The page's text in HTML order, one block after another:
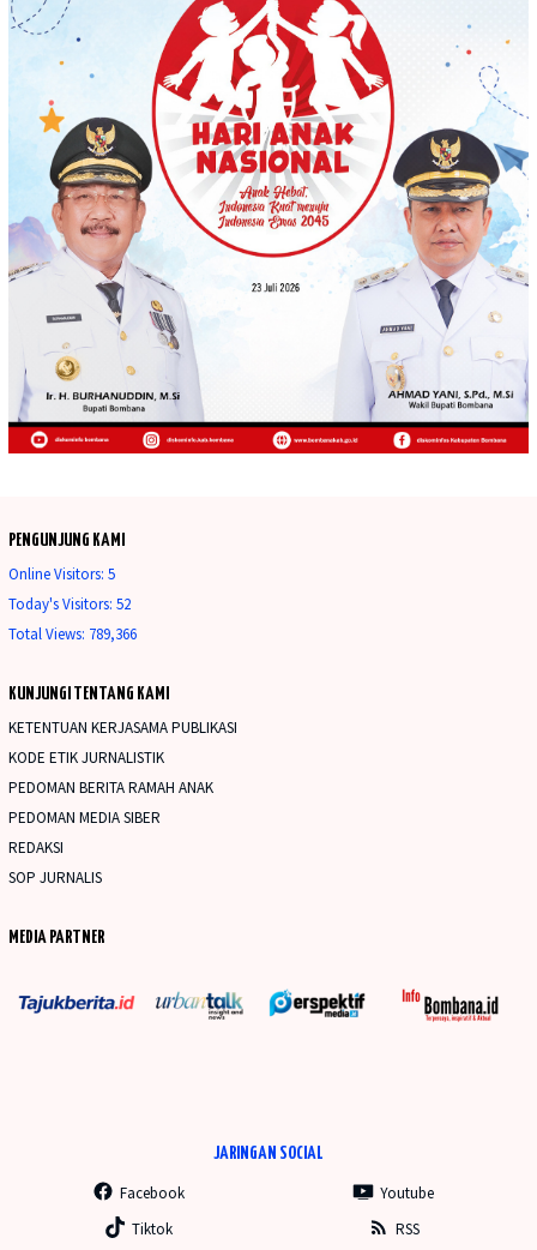
PENGUNJUNG KAMI
Online Visitors: 5
Today's Visitors: 52
Total Views: 789,366
KUNJUNGI TENTANG KAMI
KETENTUAN KERJASAMA PUBLIKASI
KODE ETIK JURNALISTIK
PEDOMAN BERITA RAMAH ANAK
PEDOMAN MEDIA SIBER
REDAKSI
SOP JURNALIS
MEDIA PARTNER
JARINGAN SOCIAL
Facebook
Youtube
Tiktok
RSS